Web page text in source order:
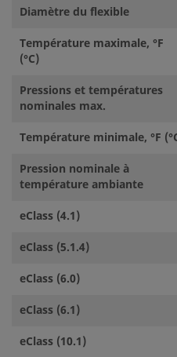
Diamètre du flexible
Température maximale, °F
(°C)
Pressions et températures
nominales max.
Température minimale, °F
Pression nominale à
température ambiante
eClass (4.1)
eClass (5.1.4)
eClass (6.0)
eClass (6.1)
eClass (10.1)